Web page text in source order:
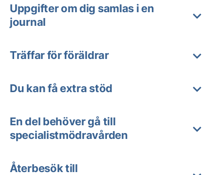
Uppgifter om dig samlas i en
journal
Träffar för föräldrar
Du kan få extra stöd
En del behöver gå till
specialistmödravården
Återbesök till